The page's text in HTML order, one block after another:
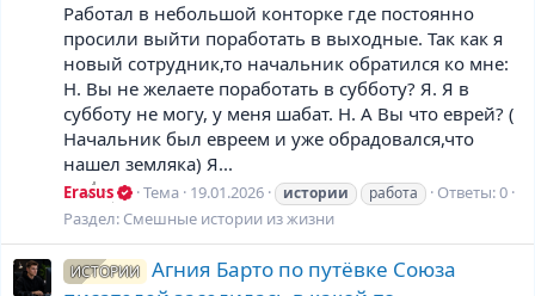
Работал в небольшой конторке где постоянно
просили выйти поработать в выходные. Так как я
новый сотрудник,то начальник обратился ко мне:
Н. Вы не желаете поработать в субботу? Я. Я в
субботу не могу, у меня шабат. Н. А Вы что еврей? (
Начальник был евреем и уже обрадовался,что
нашел земляка) Я...
Erasus Тема 19.01.2026 истории работа
Ответы: 0
Раздел: Смешные истории из жизни
ИСТОРИИ
Агния Барто по путёвке Союза